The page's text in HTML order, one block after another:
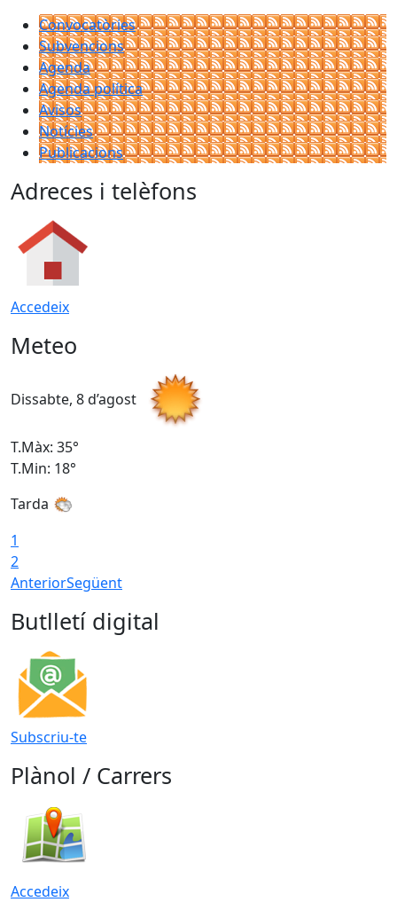
Convocatòries
Subvencions
Agenda
Agenda política
Avisos
Notícies
Publicacions
Adreces i telèfons
Accedeix
Meteo
Dissabte, 8 d’agost
T.Màx: 35°
T.Min: 18°
Tarda
1
2
AnteriorSegüent
Butlletí digital
Subscriu-te
Plànol / Carrers
Accedeix